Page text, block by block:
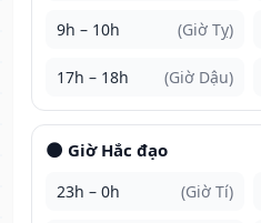
9h – 10h (Giờ Tỵ)
17h – 18h (Giờ Dậu)
🌑 Giờ Hắc đạo
23h – 0h (Giờ Tí)